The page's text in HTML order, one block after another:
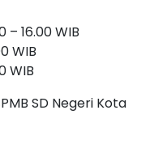
– 16.00 WIB
WIB
WIB
SD Negeri Kota